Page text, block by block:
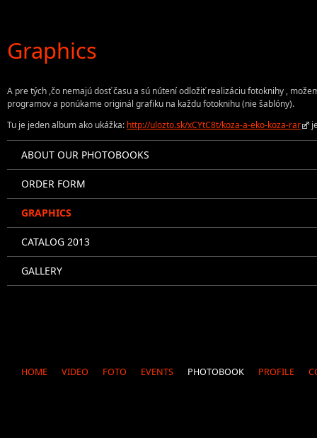
HOME VIDEO FOTO EVENTS PHOTOBOOK PROFILE
Graphics
A pre tých ,čo nemajú dosť času a sú nútení odložiť realizáciu fotoknihy ,
programov a ponúkame originál grafiku na každu fotoknihu (nie šablóny).
Tu je jeden album ako ukážka: http://ulozto.sk/xCYtC8t/koza-a-eko-koza-rar
ABOUT OUR PHOTOBOOKS
ORDER FORM
GRAPHICS
CATALOG 2013
GALLERY